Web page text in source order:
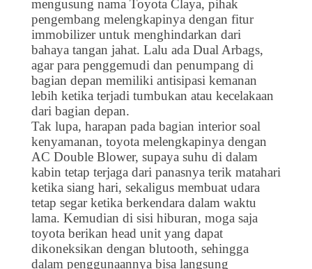
mengusung nama Toyota Claya, pihak
pengembang melengkapinya dengan fitur
immobilizer untuk menghindarkan dari
bahaya tangan jahat. Lalu ada Dual Arbags,
agar para penggemudi dan penumpang di
bagian depan memiliki antisipasi kemanan
lebih ketika terjadi tumbukan atau kecelakaan
dari bagian depan.
Tak lupa, harapan pada bagian interior soal
kenyamanan, toyota melengkapinya dengan
AC Double Blower, supaya suhu di dalam
kabin tetap terjaga dari panasnya terik matahari
ketika siang hari, sekaligus membuat udara
tetap segar ketika berkendara dalam waktu
lama. Kemudian di sisi hiburan, moga saja
toyota berikan head unit yang dapat
dikoneksikan dengan blutooth, sehingga
dalam penggunaannya bisa langsung